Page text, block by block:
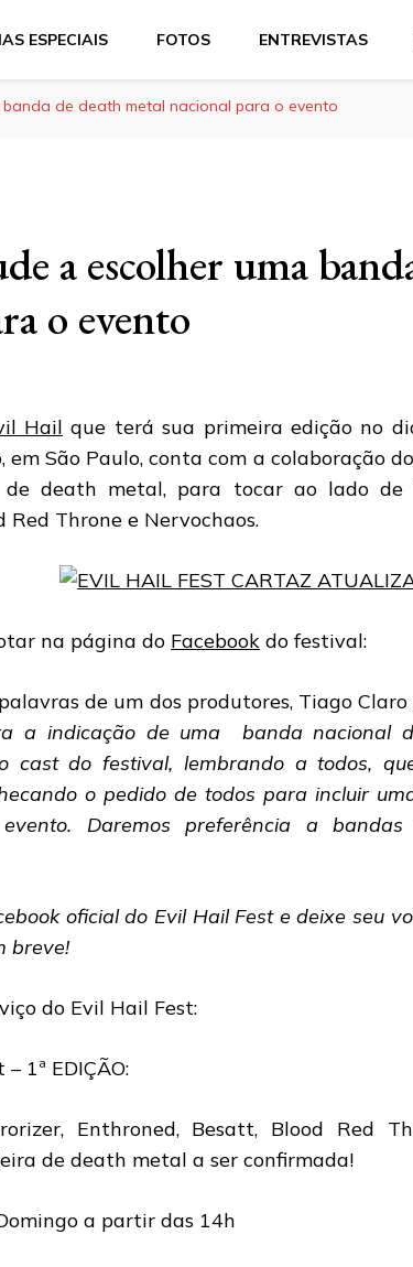
ESPECIAIS FOTOS ENTREVISTAS
banda de death metal nacional para o evento
a escolher uma
o evento
Hail que terá sua primeira edição no
em São Paulo, conta com a colaboração
death metal, para tocar ao lado de
Red Throne e Nervochaos.
na página do Facebook do festival:
de um dos produtores, Tiago Claro
a indicação de uma banda nacional
cast do festival, lembrando a todos,
o pedido de todos para incluir
Daremos preferência a
oficial do Evil Hail Fest e deixe seu
breve!
do Evil Hail Fest:
1ª EDIÇÃO:
Enthroned, Besatt, Blood Red
de death metal a ser confirmada!
a partir das 14h